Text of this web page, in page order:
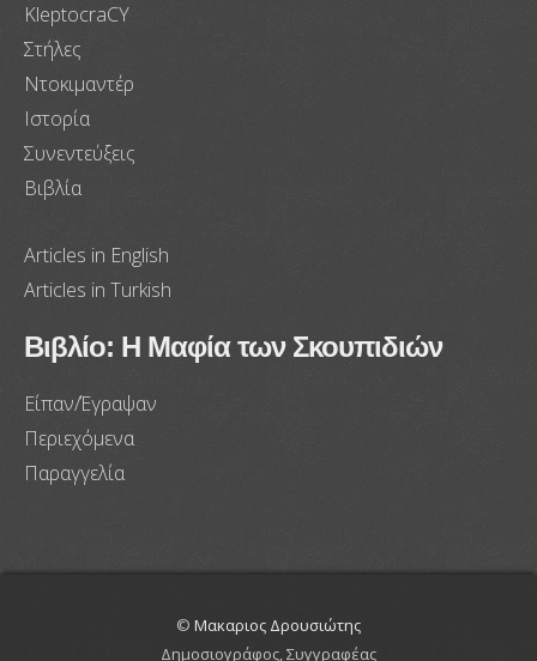
KleptocraCY
Στήλες
Ντοκιμαντέρ
Ιστορία
Συνεντεύξεις
Βιβλία
Articles in English
Articles in Turkish
Βιβλίο: Η Μαφία των Σκουπιδιών
Είπαν/Έγραψαν
Περιεχόμενα
Παραγγελία
© Μακαριος Δρουσιώτης
Δημοσιογράφος, Συγγραφέας